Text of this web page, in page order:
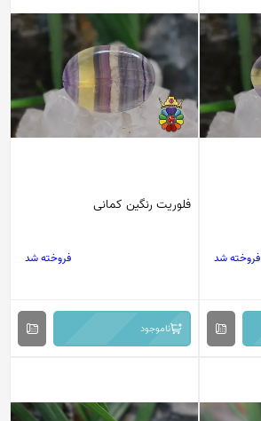
فروخته شد
فلوریت رنگین کمانی
فروخته شد
ناموجود